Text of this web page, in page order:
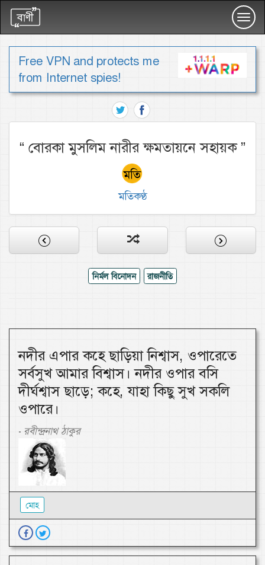
Free VPN and protects me
from Internet spies!
“ বোরকা মুসলিম নারীর ক্ষমতায়নে সহায়ক”
মতিকণ্ঠ
নির্মল বিনোদন রাজনীতি
নদীর এপার কহে ছাড়িয়া নিশ্বাস, ওপারেতে
সর্বসুখ আমার বিশ্বাস। নদীর ওপার বসি
দীর্ঘশ্বাস ছাড়ে; কহে, যাহা কিছু সুখ সকলি
ওপারে।
- রবীন্দ্রনাথ ঠাকুর
মোহ